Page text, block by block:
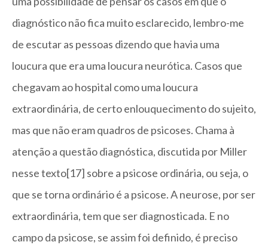
diagnóstico não fica muito esclarecido, lembro-me
de escutar as pessoas dizendo que havia uma
loucura que era uma loucura neurótica. Casos que
chegavam ao hospital como uma loucura
extraordinária, de certo enlouquecimento do sujeito,
mas que não eram quadros de psicoses. Chama à
atenção a questão diagnóstica, discutida por Miller
nesse texto[17] sobre a psicose ordinária, ou seja, o
que se torna ordinário é a psicose. A neurose, por ser
extraordinária, tem que ser diagnosticada. E no
campo da psicose, se assim foi definido, é preciso